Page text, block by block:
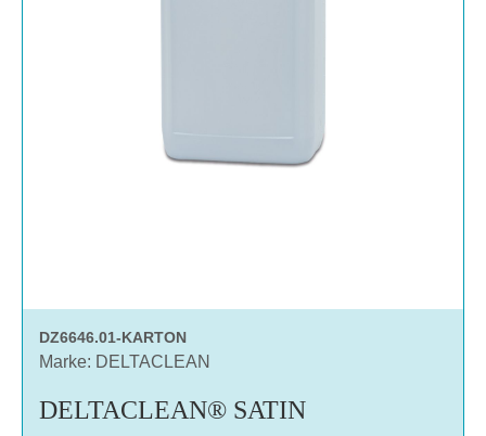
DZ6646.01-KARTON
Marke: DELTACLEAN
DELTACLEAN® SATIN